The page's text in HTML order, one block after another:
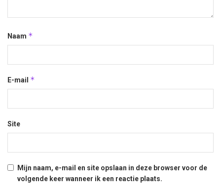
Naam *
E-mail *
Site
Mijn naam, e-mail en site opslaan in deze browser voor de
volgende keer wanneer ik een reactie plaats.